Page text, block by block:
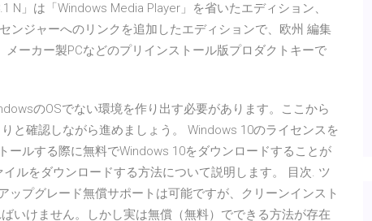
N」は「Windows Media Player」を省いたエディション、
ンジャーへのリンクを追加したエディションで、欧州 編集
ーカー製PCなどのプリインストール版プロダクトキーで
のOSでない環境を作り出す必要があります。ここから
と確認しながら進めましょう。 Windows 10のライセンスを
ールする際に無料でWindows 10をダウンロードすることが
ルをダウンロードする方法について説明します。 目次. ツ
ップグレード無償サポートは可能ですが、クリーンインスト
いけません。しかし実は無償（無料）でできる方法が存在